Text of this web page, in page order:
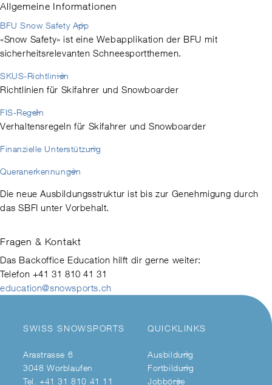
Allgemeine Informationen
BFU Snow Safety App
«Snow Safety» ist eine Webapplikation der BFU mit
sicherheitsrelevanten Schneesportthemen.
SKUS-Richtlinien
Richtlinien für Skifahrer und Snowboarder
FIS-Regeln
Verhaltensregeln für Skifahrer und Snowboarder
Finanzielle Unterstützung
Queranerkennungen
Die neue Ausbildungsstruktur ist bis zur Genehmigung durch
das SBFI unter Vorbehalt.
Fragen & Kontakt
Das Backoffice Education hilft dir gerne weiter:
Telefon +41 31 810 41 31
education@snowsports.ch
SWISS SNOWSPORTS
Arastrasse 6
3048 Worblaufen
Tel. +41 31 810 41 11
QUICKLINKS
Ausbildung
Fortbildung
Jobbörse